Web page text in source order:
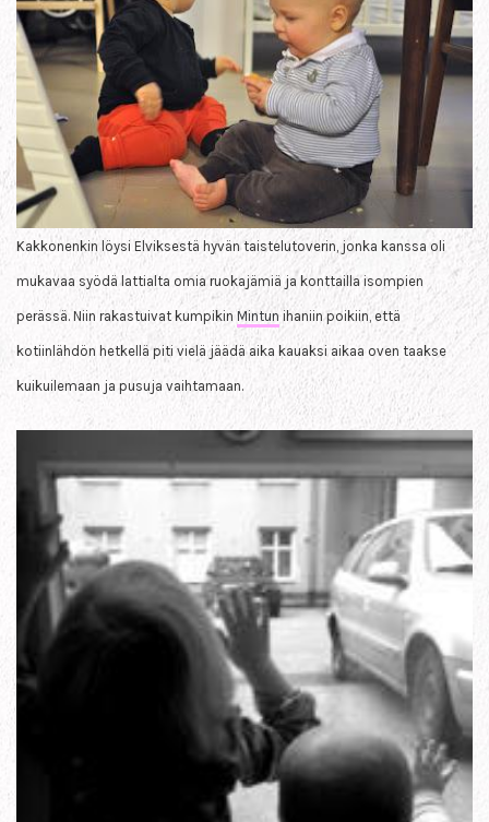
Kakkonenkin löysi Elviksestä hyvän taistelutoverin, jonka kanssa oli
mukavaa syödä lattialta omiaruokajämiä ja konttailla isompien
perässä. Niin rakastuivat kumpikin Mintun ihaniin poikiin, että
kotiinlähdön hetkellä piti vielä jäädä aika kauaksi aikaa oven taakse
kuikuilemaan ja pusuja vaihtamaan.